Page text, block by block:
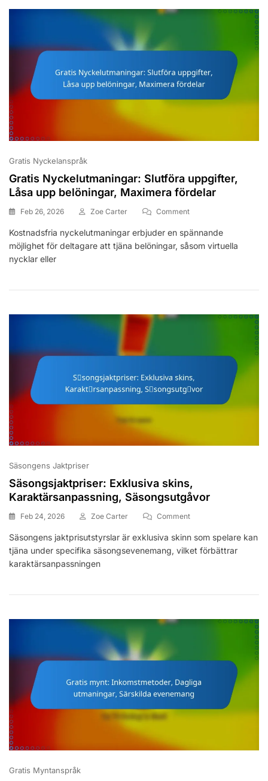
Gratis Nyckelanspråk
Gratis Nyckelutmaningar: Slutföra uppgifter,
Låsa upp belöningar, Maximera fördelar
Feb 26, 2026 Zoe Carter CommentOn
Nyckelutmaningar:
Slutföra
Belöningar,
Fördelar
Kostnadsfria nyckelutmaningar erbjuder en spännande
möjlighet för deltagare att tjäna belöningar, såsom virtuella
nycklar eller
Säsongens Jaktpriser
Säsongsjaktpriser: Exklusiva skins,
Karaktärsanpassning, Säsongsutgåvor
Feb 24, 2026 Zoe Carter CommentOn
Exklusiva
Skins,
Säsongens jaktprisutstyrslar är exklusiva skinn som spelare kan
tjäna under specifika säsongsevenemang, vilket förbättrar
karaktärsanpassningen
Gratis Myntanspråk